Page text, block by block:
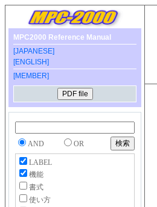
MPC2000 Reference Manual
[JAPANESE]
[ENGLISH]
[MEMBER]
AND OR
LABEL
機能
書式
使い方